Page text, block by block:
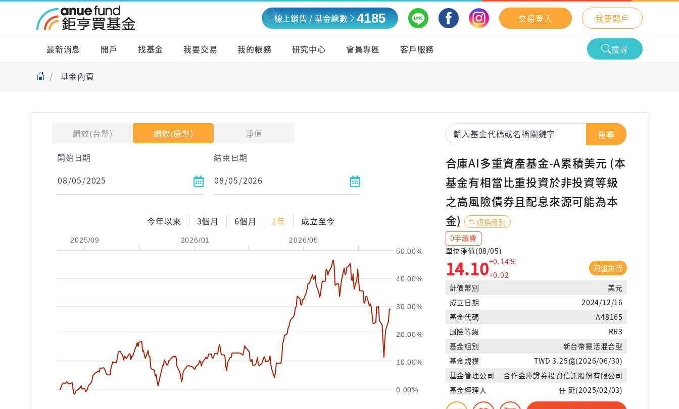
線上銷售 / 基金總數 4185 交易登入 我要開戶
最新消息 開戶 找基金 我要交易 我的帳務 研究中心 會員專區 客戶服務 搜尋
基金內頁
績效(台幣) 績效(原幣)
淨值
開始日期
結束日期
今年以來 3個月 6個月 1年 成立至今
2025/09 2026/01 2026/05
0.00%
10.00%
20.00%
30.00%
40.00%
50.00%
搜尋
合庫AI多重資產基金-A累積美元 (本
基金有相當比重投資於非投資等級
之高風險債券且配息來源可能為本
金)
切換級別
0手續費
單位淨值(08/05)
14.10+0.14%
+0.02
同組排行
計價幣別
美元
成立日期
2024/12/16
基金代碼
A48165
風險等級
RR3
基金組別
新台幣靈活混合型
基金規模
TWD 3.25億(2026/06/30)
基金管理公司
合作金庫證券投資信託股份有限公司
基金經理人
任 延(2025/02/03)